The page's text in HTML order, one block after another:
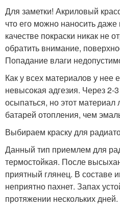
Для заметки! Акриловый
что его можно наносить
качестве покраски никак не
обратить внимание,
Попадание влаги
Как у всех материалов у нее
невысокая адгезия. Через 2-
осыпаться, но этот
батарей отопления, чем
Выбираем краску для
Данный тип приемлем для
термостойкая. После
приятный глянец. В составе
неприятно пахнет. Запах
протяжении нескольких дней.